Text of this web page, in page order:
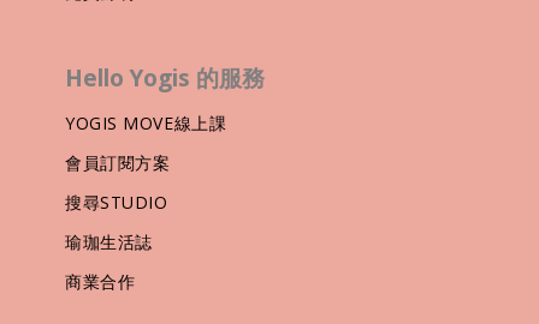
Hello Yogis 的服務
YOGIS MOVE線上課
會員訂閱方案
搜尋STUDIO
瑜珈生活誌
商業合作